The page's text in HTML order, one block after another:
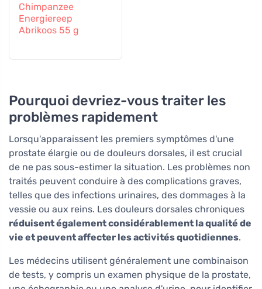
Chimpanzee
Energiereep
Abrikoos 55 g
Pourquoi devriez-vous traiter les
problèmes rapidement
Lorsqu'apparaissent les premiers symptômes d'une
prostate élargie ou de douleurs dorsales, il est crucial
de ne pas sous-estimer la situation. Les problèmes non
traités peuvent conduire à des complications graves,
telles que des infections urinaires, des dommages à la
vessie ou aux reins. Les douleurs dorsales chroniques
réduisent également considérablement la qualité de
vie et peuvent affecter les activités quotidiennes.
Les médecins utilisent généralement une combinaison
de tests, y compris un examen physique de la prostate,